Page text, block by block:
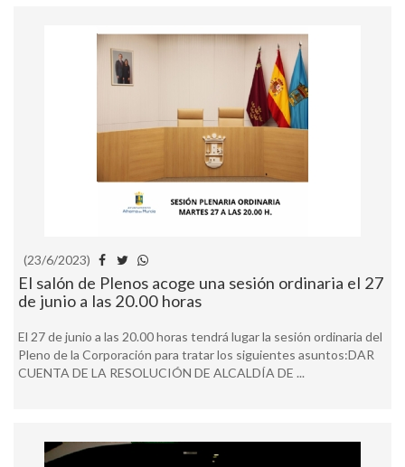
(23/6/2023)
El salón de Plenos acoge una sesión ordinaria el 27
de junio a las 20.00 horas
El 27 de junio a las 20.00 horas tendrá lugar la sesión ordinaria del
Pleno de la Corporación para tratar los siguientes asuntos:DAR
CUENTA DE LA RESOLUCIÓN DE ALCALDÍA DE ...